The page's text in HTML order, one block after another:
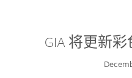
GIA 将更新